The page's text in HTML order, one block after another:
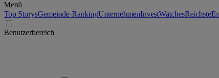
Menü
Top StorysGemeinde-RankingUnternehmenInvestWatchesReichste
Benutzerbereich